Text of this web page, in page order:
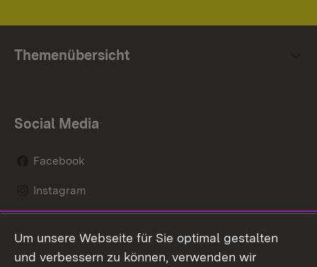
Themenübersicht
Social Media
Facebook
Instagram
Social Wall
Um unsere Webseite für Sie optimal gestalten
und verbessern zu können, verwenden wir